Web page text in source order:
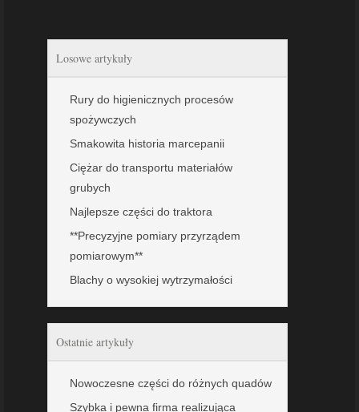
Losowe artykuły
Rury do higienicznych procesów
spożywczych
Smakowita historia marcepanii
Ciężar do transportu materiałów
grubych
Najlepsze części do traktora
**Precyzyjne pomiary przyrządem
pomiarowym**
Blachy o wysokiej wytrzymałości
Ostatnie artykuły
Nowoczesne części do różnych quadów
Szybka i pewna firma realizująca